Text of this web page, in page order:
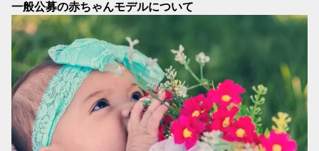
一般公募の赤ちゃんモデルについて